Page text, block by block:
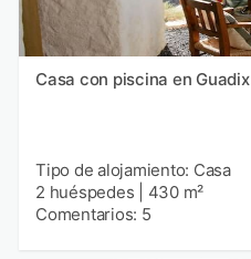
Casa con piscina en Guadix
Tipo de alojamiento: Casa
2 huéspedes
430 m²
Comentarios: 5